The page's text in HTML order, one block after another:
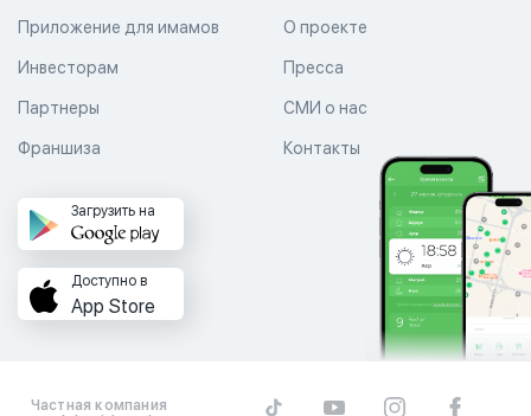
Приложение для имамов О проекте
Пресса
СМИ о нас
Контакты
Инвесторам
Партнеры
Франшиза
Загрузить на
Доступно в
App Store
Частная компания